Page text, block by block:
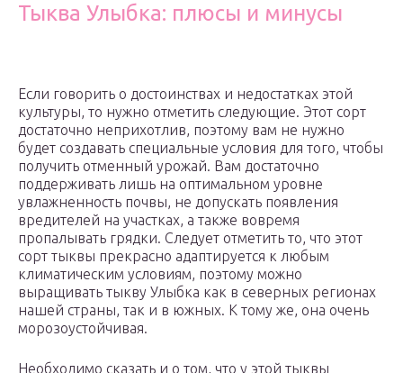
Тыква Улыбка: плюсы и минусы
Если говорить о достоинствах и недостатках этой
культуры, то нужно отметить следующие. Этот сорт
достаточно неприхотлив, поэтому вам не нужно
будет создавать специальные условия для того, чтобы
получить отменный урожай. Вам достаточно
поддерживать лишь на оптимальном уровне
увлажненность почвы, не допускать появления
вредителей на участках, а также вовремя
пропалывать грядки. Следует отметить то, что этот
сорт тыквы прекрасно адаптируется к любым
климатическим условиям, поэтому можно
выращивать тыкву Улыбка как в северных регионах
нашей страны, так и в южных. К тому же, она очень
морозоустойчивая.
Необходимо сказать и о том, что у этой тыквы